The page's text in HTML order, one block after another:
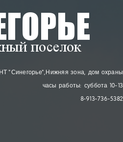
"Синегорье", Нижняя зона, дом охраны
часы работы: суббота 10-13
8-913-736-5382